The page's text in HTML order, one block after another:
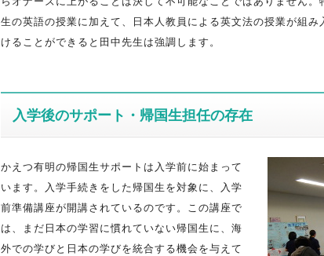
生の英語の授業に加えて、日本人教員による英文法の授業が組
けることができると田中先生は強調します。
入学後のサポート・帰国生担任の存在
かえつ有明の帰国生サポートは入学前に始まって
います。入学手続きをした帰国生を対象に、入学
前準備講座が開講されているのです。この講座で
は、まだ日本の学習に慣れていない帰国生に、海
外での学びと日本の学びを統合する機会を与えて